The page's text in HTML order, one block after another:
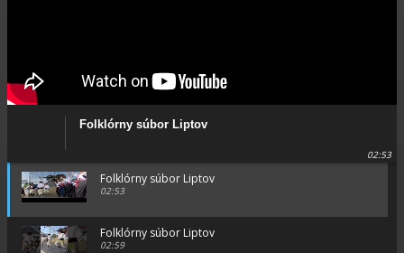
Folklórny súbor Liptov
02:53
Folklórny súbor Liptov
02:53
Folklórny súbor Liptov
02:59